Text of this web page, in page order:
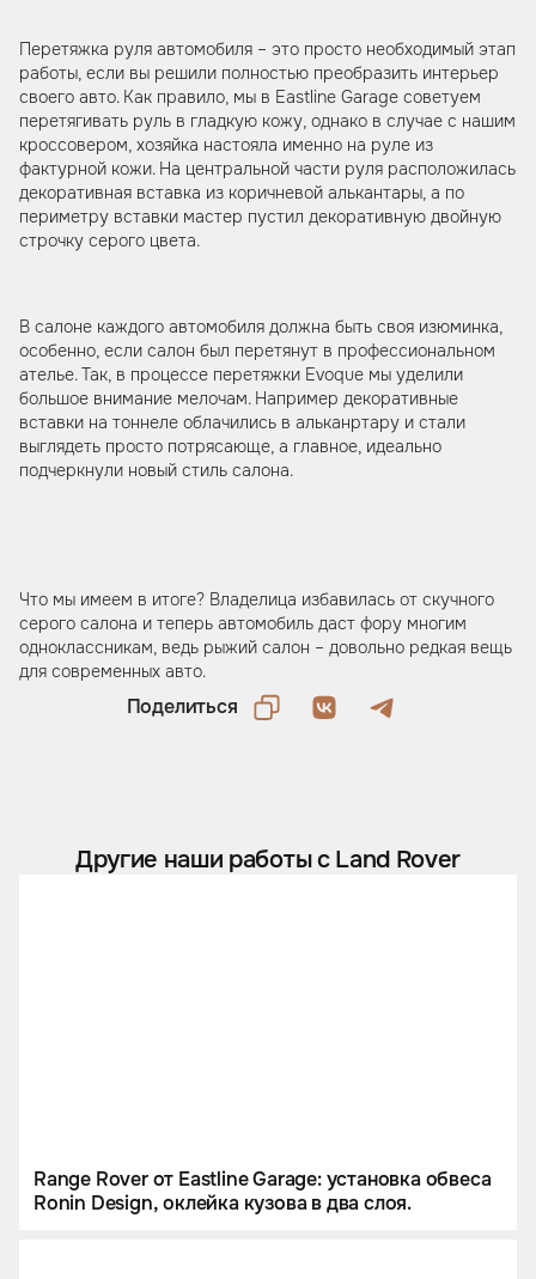
Перетяжка руля автомобиля – это просто необходимый этап
работы, если вы решили полностью преобразить интерьер
своего авто. Как правило, мы в Eastline Garage советуем
перетягивать руль в гладкую кожу, однако в случае с нашим
кроссовером, хозяйка настояла именно на руле из
фактурной кожи. На центральной части руля расположилась
декоративная вставка из коричневой алькантары, а по
периметру вставки мастер пустил декоративную двойную
строчку серого цвета.
В салоне каждого автомобиля должна быть своя изюминка,
особенно, если салон был перетянут в профессиональном
ателье. Так, в процессе перетяжки Evoque мы уделили
большое внимание мелочам. Например декоративные
вставки на тоннеле облачились в альканртару и стали
выглядеть просто потрясающе, а главное, идеально
подчеркнули новый стиль салона.
Что мы имеем в итоге? Владелица избавилась от скучного
серого салона и теперь автомобиль даст фору многим
одноклассникам, ведь рыжий салон – довольно редкая вещь
для современных авто.
Поделиться
Другие наши работы с Land Rover
Range Rover от Eastline Garage: установка обвеса
Ronin Design, оклейка кузова в два слоя.